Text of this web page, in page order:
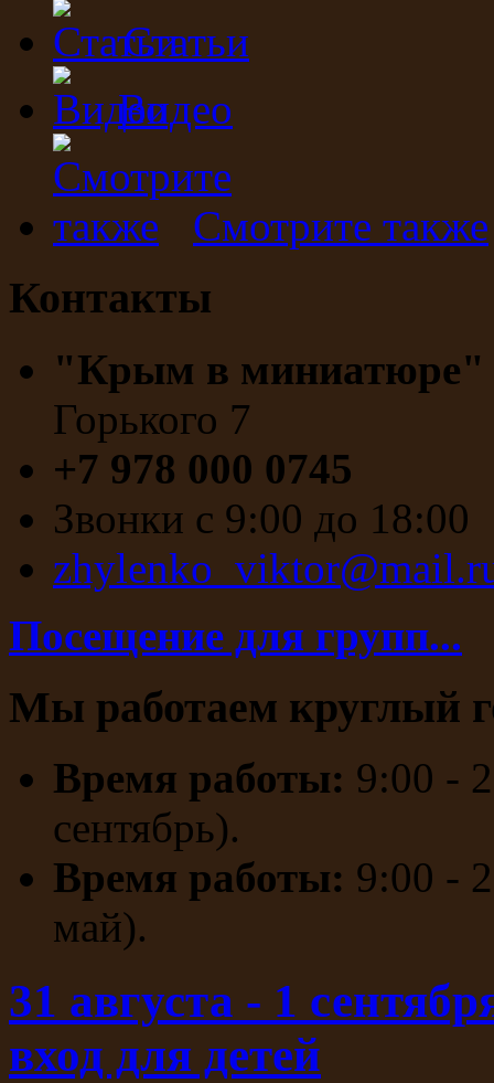
Статьи
Видео
Смотрите также
Контакты
"Крым в
Горького 7
+7 978 000 0745
Звонки с 9:00 до 18:00
Посещение для групп...
Мы работаем круглый
Время работы: 9:00 -
сентябрь).
Время работы: 9:00 -
май).
31 августа - 1
вход для детей